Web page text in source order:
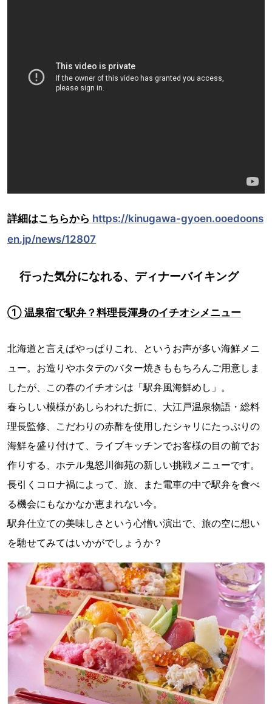
詳細はこちらから https://kinugawa-gyoen.ooedoons
en.jp/news/12807
行った気分になれる、ディナーバイキング
① 温泉宿で駅弁？料理長渾身のイチオシメニュー
北海道と言えばやっぱりこれ、というお声が多い海鮮メニ
ュー。お造りやホタテのバター焼きももちろんご用意しま
したが、この春のイチオシは「駅弁風海鮮めし」。
春らしい模様があしらわれた折に、大江戸温泉物語・総料
理長監修、こだわりの赤酢を使用したシャリにたっぷりの
海鮮を盛り付けて、ライブキッチンでお客様の目の前でお
作りする、ホテル鬼怒川御苑の新しい挑戦メニューです。
長引くコロナ禍によって、旅、また電車の中で駅弁を食べ
る機会にもなかなか恵まれない今。
駅弁仕立ての美味しさという心憎い演出で、旅の空に想い
を馳せてみてはいかがでしょうか？